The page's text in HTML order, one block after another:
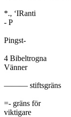
*., ‘IRanti
- P
Pingst-
4 Bibeltrogna
Vänner
——— stiftsgräns
=- gräns för
viktigare